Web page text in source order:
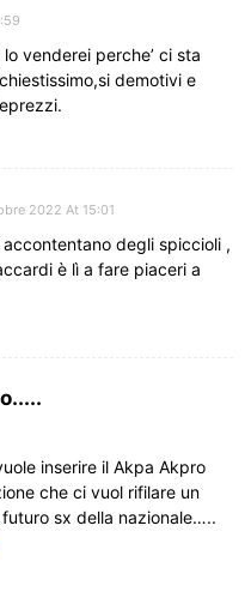
venderei perche’ ci sta
demotivi e
2022 At 15:01
degli spiccioli ,
è lì a fare piaceri a
inserire il Akpa Akpro
che ci vuol rifilare un
sx della nazionale…..